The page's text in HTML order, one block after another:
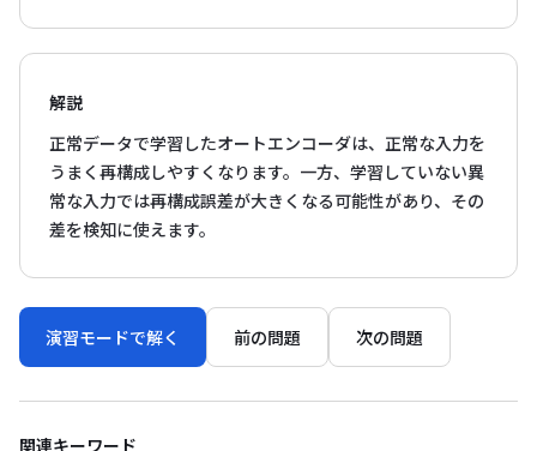
解説
正常データで学習したオートエンコーダは、正常な入力を
うまく再構成しやすくなります。一方、学習していない異
常な入力では再構成誤差が大きくなる可能性があり、その
差を検知に使えます。
演習モードで解く 前の問題 次の問題
関連キーワード